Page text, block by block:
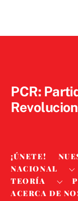
PCR:
¡ÚNETE!
NACIONAL
TEORÍA
ACERCA DE